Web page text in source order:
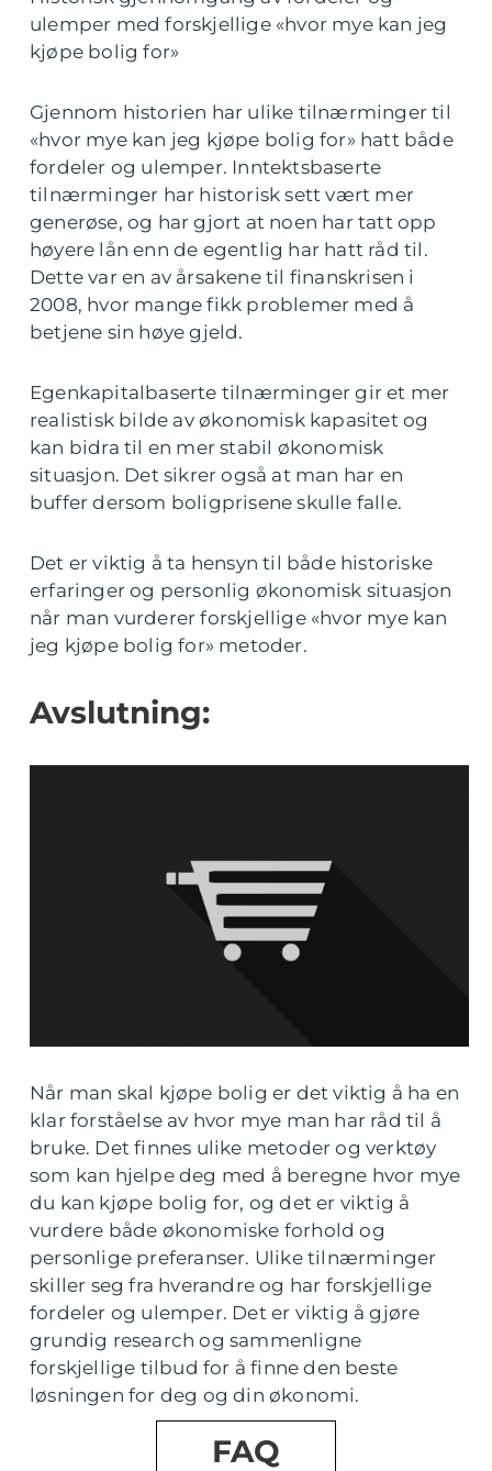
ulemper med forskjellige «hvor mye kan jeg
kjøpe bolig for»
Gjennom historien har ulike tilnærminger til
«hvor mye kan jeg kjøpe bolig for» hatt både
fordeler og ulemper. Inntektsbaserte
tilnærminger har historisk sett vært mer
generøse, og har gjort at noen har tatt opp
høyere lån enn de egentlig har hatt råd til.
Dette var en av årsakene til finanskrisen i
2008, hvor mange fikk problemer med å
betjene sin høye gjeld.
Egenkapitalbaserte tilnærminger gir et mer
realistisk bilde av økonomisk kapasitet og
kan bidra til en mer stabil økonomisk
situasjon. Det sikrer også at man har en
buffer dersom boligprisene skulle falle.
Det er viktig å ta hensyn til både historiske
erfaringer og personlig økonomisk situasjon
når man vurderer forskjellige «hvor mye kan
jeg kjøpe bolig for» metoder.
Avslutning:
Når man skal kjøpe bolig er det viktig å ha en
klar forståelse av hvor mye man har råd til å
bruke. Det finnes ulike metoder og verktøy
som kan hjelpe deg med å beregne hvor mye
du kan kjøpe bolig for, og det er viktig å
vurdere både økonomiske forhold og
personlige preferanser. Ulike tilnærminger
skiller seg fra hverandre og har forskjellige
fordeler og ulemper. Det er viktig å gjøre
grundig research og sammenligne
forskjellige tilbud for å finne den beste
løsningen for deg og din økonomi.
FAQ